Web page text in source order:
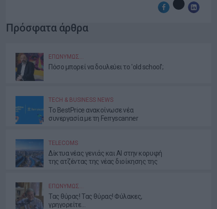
Πρόσφατα άρθρα
ΕΠΩΝΎΜΩΣ…
Πόσο μπορεί να δουλεύει το 'old school';
TECH & BUSINESS NEWS
Το BestPrice ανακοίνωσε νέα
συνεργασία με τη Ferryscanner
TELECOMS
Δίκτυα νέας γενιάς και AI στην κορυφή
της ατζέντας της νέας διοίκησης της
ΕΠΩΝΎΜΩΣ…
Τας θύρας! Τας θύρας! Φύλακες,
γρηγορείτε…